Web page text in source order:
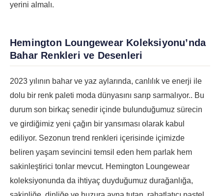
yerini almalı.
Hemington Loungewear Koleksiyonu’nda
Bahar Renkleri ve Desenleri
2023 yılının bahar ve yaz aylarında, canlılık ve enerji ile
dolu bir renk paleti moda dünyasını sarıp sarmalıyor.. Bu
durum son birkaç senedir içinde bulunduğumuz sürecin
ve girdiğimiz yeni çağın bir yansıması olarak kabul
ediliyor. Sezonun trend renkleri içerisinde içimizde
beliren yaşam sevincini temsil eden hem parlak hem
sakinleştirici tonlar mevcut. Hemington Loungewear
koleksiyonunda da ihtiyaç duyduğumuz durağanlığa,